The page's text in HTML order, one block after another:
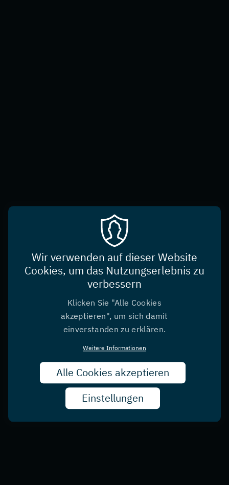
Wir verwenden auf dieser Website
Cookies, um das Nutzungserlebnis zu
verbessern
Klicken Sie "Alle Cookies
akzeptieren", um sich damit
einverstanden zu erklären.
Weitere Informationen
Alle Cookies akzeptieren
Einstellungen